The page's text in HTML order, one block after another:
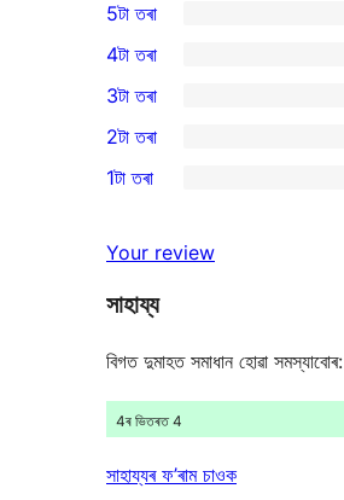
6
5-
star
reviews
5টা তৰা
4-
star
reviews
4টা তৰা
0
3-
star
3টা তৰা
2-
review
2টা তৰা
star
reviews
1টা তৰা
Your review
সাহায্য
বিগত দুমাহত সমাধান হোৱা সমস্যাবোৰ:
4ৰ ভিতৰত 4
সাহায্যৰ ফ’ৰাম চাওক